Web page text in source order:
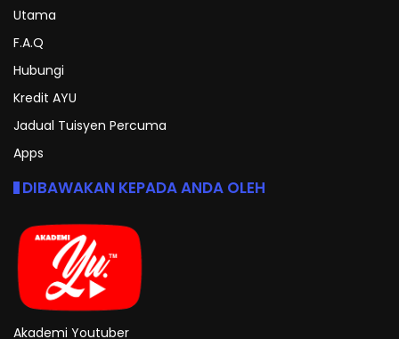
Utama
F.A.Q
Hubungi
Kredit AYU
Jadual Tuisyen Percuma
Apps
DIBAWAKAN KEPADA ANDA OLEH
Akademi Youtuber